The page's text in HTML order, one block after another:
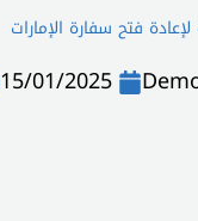
فتح سفارة الإمارات
15/01/2025